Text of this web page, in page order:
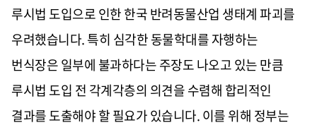
루시법 도입으로 인한 한국 반려동물산업 생태계 파괴를
우려했습니다.특히 심각한 동물학대를 자행하는
번식장은 일부에 불과하다는 주장도 나오고 있는 만큼
루시법 도입 전 각계각층의 의견을 수렴해 합리적인
결과를 도출해야 할 필요가 있습니다.이를 위해 정부는